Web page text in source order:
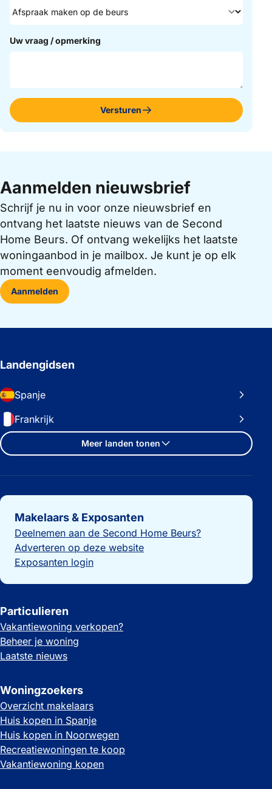
Uw vraag / opmerking
Versturen
Aanmelden nieuwsbrief
Schrijf je nu in voor onze nieuwsbrief en
ontvang het laatste nieuws van de Second
Home Beurs. Of ontvang wekelijks het laatste
woningaanbod in je mailbox. Je kunt je op elk
moment eenvoudig afmelden.
Aanmelden
Landengidsen
Spanje
Frankrijk
Meer landen tonen
Belangrijke links
Makelaars & Exposanten
Deelnemen aan de Second Home Beurs?
Adverteren op deze website
Exposanten login
Particulieren
Vakantiewoning verkopen?
Beheer je woning
Laatste nieuws
Woningzoekers
Overzicht makelaars
Huis kopen in Spanje
Huis kopen in Noorwegen
Recreatiewoningen te koop
Vakantiewoning kopen